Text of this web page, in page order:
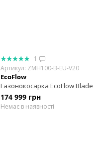
1
Артикул: ZMH100-B-EU-V20
EcoFlow
Газонокосарка EcoFlow Blade
174 999 грн
Немає в наявності